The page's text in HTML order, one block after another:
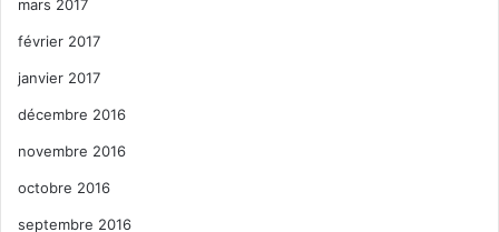
mars 2017
février 2017
janvier 2017
décembre 2016
novembre 2016
octobre 2016
septembre 2016